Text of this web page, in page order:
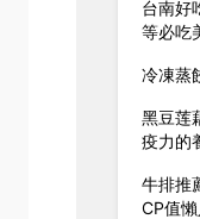
台南好
等必吃
冷凍蒸
黑豆莲
疫力的
牛排推
CP值